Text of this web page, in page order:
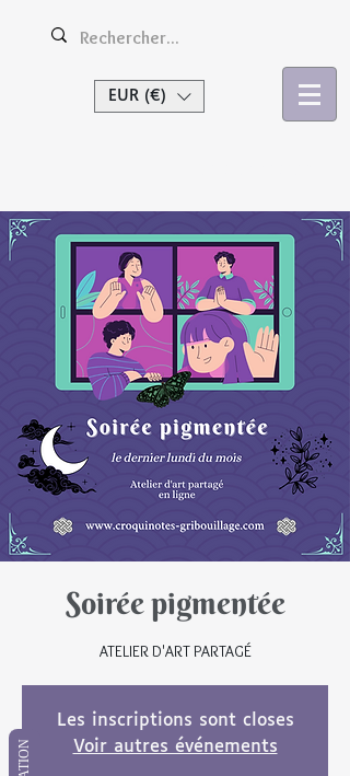
EUR (€)
Soirée pigmentée
ATELIER D'ART PARTAGÉ
Les inscriptions sont closes
Voir autres événements